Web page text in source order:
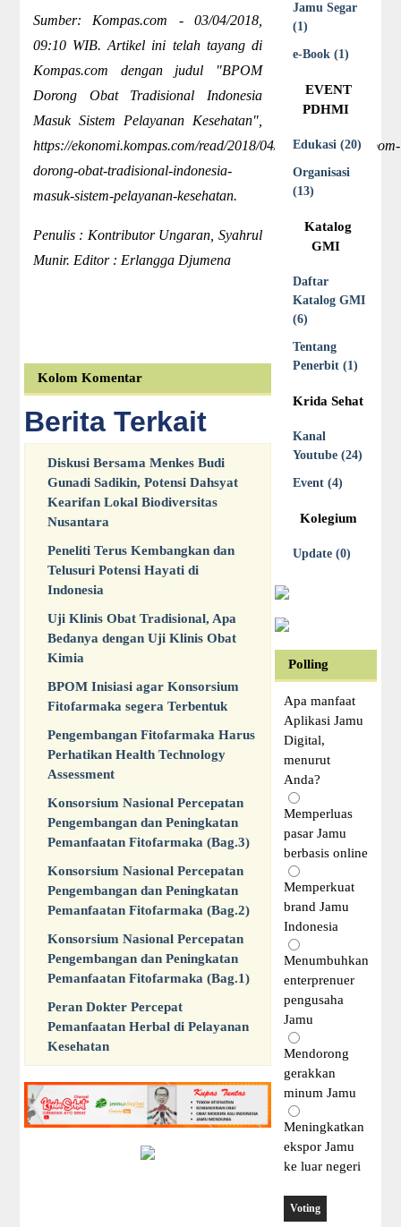
Sumber: Kompas.com - 03/04/2018,
09:10 WIB. Artikel ini telah tayang di
Kompas.com dengan judul "BPOM
Dorong Obat Tradisional Indonesia
Masuk Sistem Pelayanan Kesehatan",
https://ekonomi.kompas.com/read/2018/04/03/091000426/bpom-
dorong-obat-tradisional-indonesia-
masuk-sistem-pelayanan-kesehatan.
Penulis : Kontributor Ungaran, Syahrul
Munir. Editor : Erlangga Djumena
Kolom Komentar
Berita Terkait
Diskusi Bersama Menkes Budi
Gunadi Sadikin, Potensi Dahsyat
Kearifan Lokal Biodiversitas
Nusantara
Peneliti Terus Kembangkan dan
Telusuri Potensi Hayati di
Indonesia
Uji Klinis Obat Tradisional, Apa
Bedanya dengan Uji Klinis Obat
Kimia
BPOM Inisiasi agar Konsorsium
Fitofarmaka segera Terbentuk
Pengembangan Fitofarmaka Harus
Perhatikan Health Technology
Assessment
Konsorsium Nasional Percepatan
Pengembangan dan Peningkatan
Pemanfaatan Fitofarmaka (Bag.3)
Konsorsium Nasional Percepatan
Pengembangan dan Peningkatan
Pemanfaatan Fitofarmaka (Bag.2)
Konsorsium Nasional Percepatan
Pengembangan dan Peningkatan
Pemanfaatan Fitofarmaka (Bag.1)
Peran Dokter Percepat
Pemanfaatan Herbal di Pelayanan
Kesehatan
Jamu Segar
(1)
e-Book (1)
EVENT
PDHMI
Edukasi (20)
Organisasi
(13)
Katalog
GMI
Daftar
Katalog GMI
(6)
Tentang
Penerbit (1)
Krida Sehat
Kanal
Youtube (24)
Event (4)
Kolegium
Update (0)
Polling
Apa manfaat
Aplikasi Jamu
Digital,
menurut
Anda?
Memperluas
pasar Jamu
berbasis online
Memperkuat
brand Jamu
Indonesia
Menumbuhkan
enterprenuer
pengusaha
Jamu
Mendorong
gerakkan
minum Jamu
Meningkatkan
ekspor Jamu
ke luar negeri